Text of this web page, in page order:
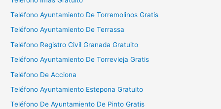
Teléfono Ayuntamiento De Torremolinos Gratis
Teléfono Ayuntamiento De Terrassa
Teléfono Registro Civil Granada Gratuito
Teléfono Ayuntamiento De Torrevieja Gratis
Teléfono De Acciona
Teléfono Ayuntamiento Estepona Gratuito
Teléfono De Ayuntamiento De Pinto Gratis